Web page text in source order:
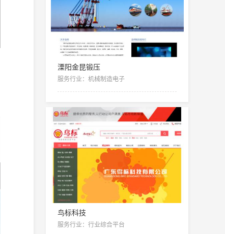
溧阳金昆锻压
服务行业：机械制造电子
鸟标科技
服务行业：行业综合平台